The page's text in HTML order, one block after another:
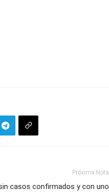
Próxima Nota
casos confirmados y con uno